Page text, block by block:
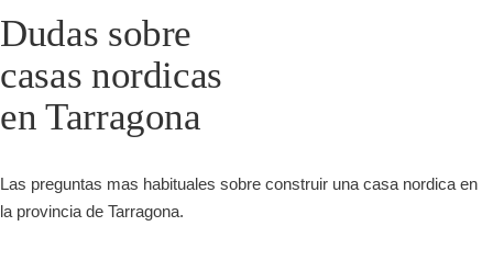
Dudas sobre
casas nordicas
en Tarragona
Las preguntas mas habituales sobre construir una casa nordica en
la provincia de Tarragona.